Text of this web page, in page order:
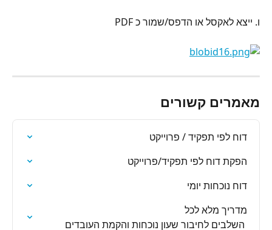
ו. ייצא לאקסל או הדפס/שמור כ PDF
מאמרים קשורים
דוח לפי תפקיד / פרוייקט
הפקת דוח לפי תפקיד/פרוייקט
דוח נוכחות יומי